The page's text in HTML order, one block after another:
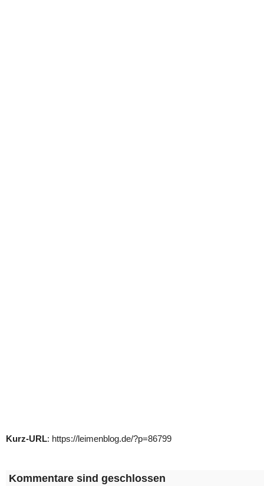
Kurz-URL: https://leimenblog.de/?p=86799
Kommentare sind geschlossen